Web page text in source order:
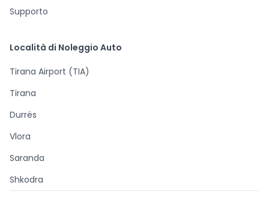
Supporto
Località di Noleggio Auto
Tirana Airport (TIA)
Tirana
Durrës
Vlora
Saranda
Shkodra